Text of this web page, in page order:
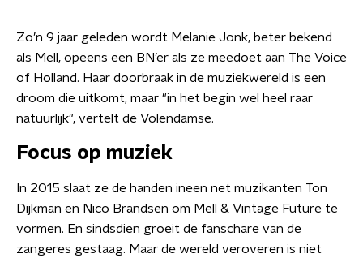
Zo’n 9 jaar geleden wordt Melanie Jonk, beter bekend
als Mell, opeens een BN’er als ze meedoet aan The Voice
of Holland. Haar doorbraak in de muziekwereld is een
droom die uitkomt, maar "in het begin wel heel raar
natuurlijk", vertelt de Volendamse.
Focus op muziek
In 2015 slaat ze de handen ineen net muzikanten Ton
Dijkman en Nico Brandsen om Mell & Vintage Future te
vormen. En sindsdien groeit de fanschare van de
zangeres gestaag. Maar de wereld veroveren is niet